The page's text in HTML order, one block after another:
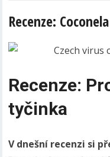
Recenze:
Recenze:
tyčinka
V dnešní recenzi si